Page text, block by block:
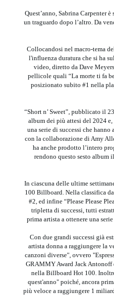
Quest’anno, Sabrina Carpenter
un traguardo dopo l’altro. Da
Collocandosi nel macro-tema
l'influenza duratura che si ha
video, diretto da Dave
pellicole quali “La morte ti fa
posizionato subito #1 nella
“Short n’ Sweet”, pubblicato il
album dei più attesi del 2024
una serie di successi che
con la collaborazione di Amy
ha anche prodotto l’intero
rendono questo sesto album
In ciascuna delle ultime
100 Billboard. Nella classifica
#2, ed infine “Please Please
tripletta di successi, tutti
prima artista a ottenere una
Con due grandi successi già
artista donna a raggiungere la
canzoni diverse", ovvero
GRAMMY Award Jack Antonoff
nella Billboard Hot 100.
quest'anno" poiché, ancora
più veloce a raggiungere 1